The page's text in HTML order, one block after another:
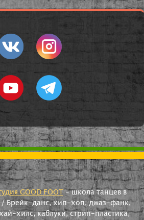
GOOD FOOT- школа танцев в
Брейк-данс, хип-хоп, джаз-фанк,
хилс, каблуки, стрип-пластика,